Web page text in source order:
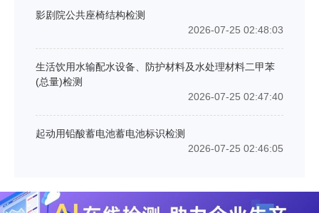
影剧院公共座椅结构检测
2026-07-25 02:48:03
生活饮用水输配水设备、防护材料及水处理材料二甲苯
(总量)检测
2026-07-25 02:47:40
起动用铅酸蓄电池蓄电池标识检测
2026-07-25 02:46:05